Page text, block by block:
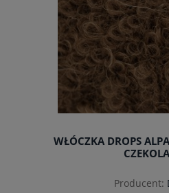
WŁÓCZKA DROPS
Producent: